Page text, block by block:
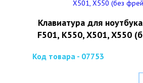
Клавиатура для
F501, K550, X501, X550
Код товара - 07753